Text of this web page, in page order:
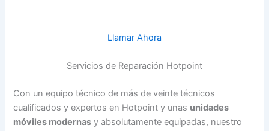
Llamar Ahora
Servicios de Reparación Hotpoint
Con un equipo técnico de más de veinte técnicos
cualificados y expertos en Hotpoint y unas unidades
móviles modernas y absolutamente equipadas, nuestro